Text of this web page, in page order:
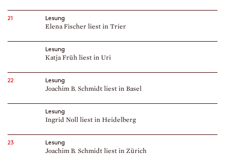
21
Lesung
Elena Fischer liest in Trier
Lesung
Katja Früh liest in Uri
22
Lesung
Joachim B. Schmidt liest in Basel
Lesung
Ingrid Noll liest in Heidelberg
23
Lesung
Joachim B. Schmidt liest in Zürich